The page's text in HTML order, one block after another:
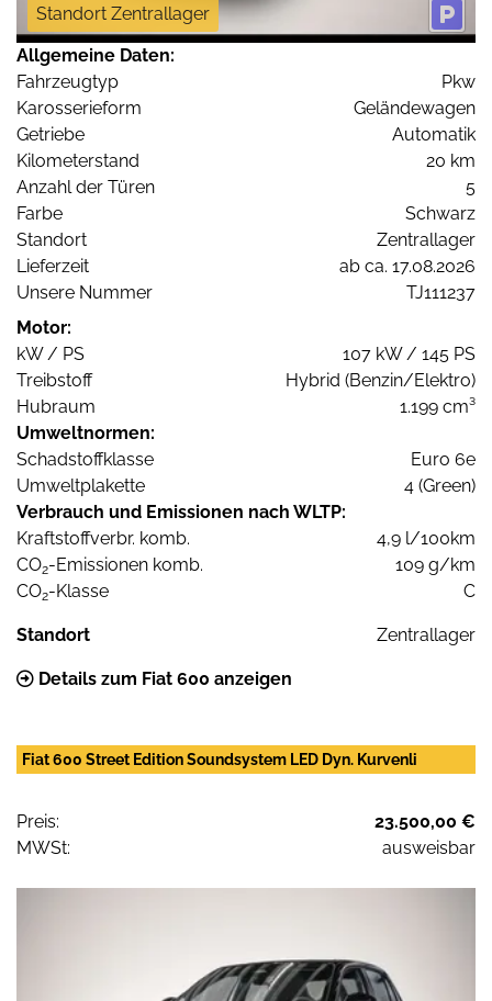
Standort Zentrallager
Allgemeine Daten:
Fahrzeugtyp
Pkw
Karosserieform
Geländewagen
Getriebe
Automatik
Kilometerstand
20 km
Anzahl der Türen
5
Farbe
Schwarz
Standort
Zentrallager
Lieferzeit
ab ca. 17.08.2026
Unsere Nummer
TJ111237
Motor:
kW / PS
107 kW / 145 PS
Treibstoff
Hybrid (Benzin/Elektro)
Hubraum
1.199 cm³
Umweltnormen:
Schadstoffklasse
Euro 6e
Umweltplakette
4 (Green)
Verbrauch und Emissionen nach WLTP:
Kraftstoffverbr. komb.
4,9 l/100km
CO2-Emissionen komb.
109 g/km
CO2-Klasse C
Standort Zentrallager
Details zum Fiat 600 anzeigen
Fiat 600 Street Edition Soundsystem LED Dyn. Kurvenli
Preis:
23.500,00 €
MWSt:
ausweisbar